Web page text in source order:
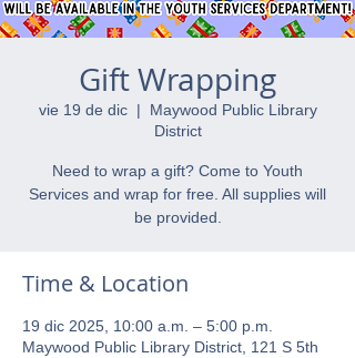
Gift Wrapping
vie 19 de dic
  |
Maywood Public Library
District
Need to wrap a gift? Come to Youth
Services and wrap for free. All supplies will
be provided.
Time & Location
19 dic 2025, 10:00 a.m. – 5:00 p.m.
Maywood Public Library District, 121 S 5th